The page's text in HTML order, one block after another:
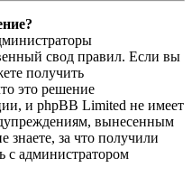
свод правил. Если вы
получить
это решение
и phpBB Limited не имеет
вынесенным
знаете, за что получили
с администратором